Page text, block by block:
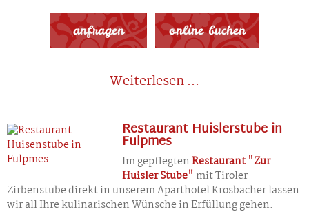
anfragen online buchen
Weiterlesen ...
Restaurant Huislerstube in
Fulpmes
Im gepflegtenRestaurant "Zur
Huisler Stube" mit Tiroler
Zirbenstube direkt in unserem Aparthotel Krösbacher lassen
wir all Ihre kulinarischen Wünsche in Erfüllung gehen.